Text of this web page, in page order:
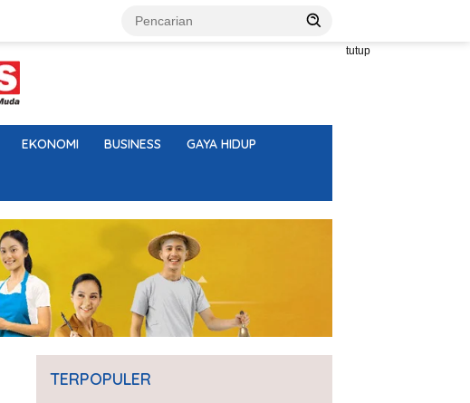
tutup
EKONOMI BUSINESS GAYA HIDUP
TERPOPULER